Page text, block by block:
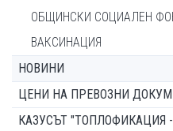
ОБЩИНСКИ СОЦИАЛЕН
ВАКСИНАЦИЯ
НОВИНИ
ЦЕНИ НА ПРЕВОЗНИ
КАЗУСЪТ "ТОПЛОФИКАЦИЯ